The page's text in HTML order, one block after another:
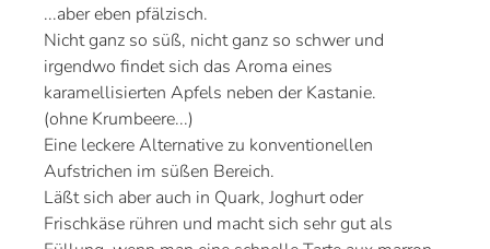
...aber eben pfälzisch.
Nicht ganz so süß, nicht ganz so schwer und
irgendwo findet sich das Aroma eines
karamellisierten Apfels neben der Kastanie.
(ohne Krumbeere...)
Eine leckere Alternative zu konventionellen
Aufstrichen im süßen Bereich.
Läßt sich aber auch in Quark, Joghurt oder
Frischkäse rühren und macht sich sehr gut als